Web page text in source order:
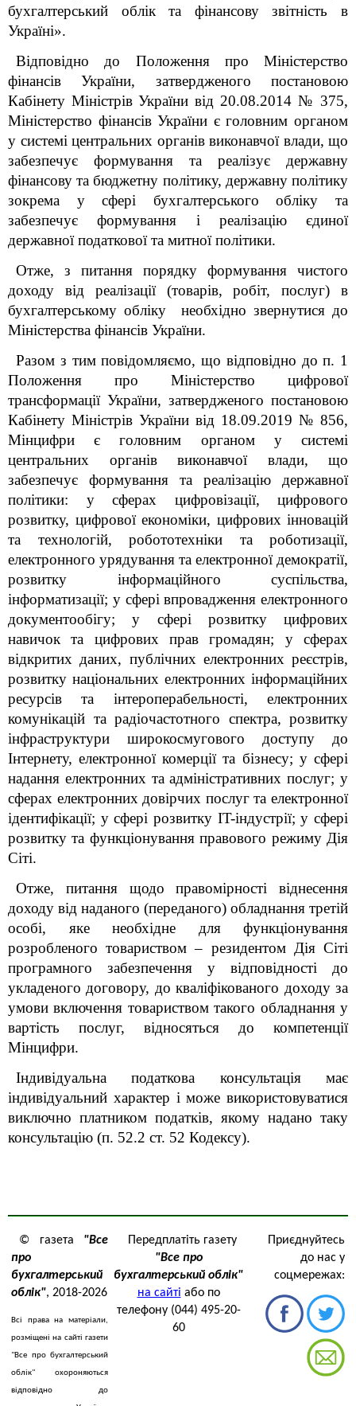
бухгалтерський облік та фінансову звітність в
Україні».
Відповідно до Положення про Міністерство
фінансів України, затвердженого постановою
Кабінету Міністрів України від 20.08.2014 № 375,
Міністерство фінансів України є головним органом
у системі центральних органів виконавчої влади, що
забезпечує формування та реалізує державну
фінансову та бюджетну політику, державну політику
зокрема у сфері бухгалтерського обліку та
забезпечує формування і реалізацію єдиної
державної податкової та митної політики.
Отже, з питання порядку формування чистого
доходу від реалізації (товарів, робіт, послуг) в
бухгалтерському обліку необхідно звернутися до
Міністерства фінансів України.
Разом з тим повідомляємо, що відповідно до п. 1
Положення про Міністерство цифрової
трансформації України, затвердженого постановою
Кабінету Міністрів України від 18.09.2019 № 856,
Мінцифри є головним органом у системі
центральних органів виконавчої влади, що
забезпечує формування та реалізацію державної
політики: у сферах цифровізації, цифрового
розвитку, цифрової економіки, цифрових інновацій
та технологій, робототехніки та роботизації,
електронного урядування та електронної демократії,
розвитку інформаційного суспільства,
інформатизації; у сфері впровадження електронного
документообігу; у сфері розвитку цифрових
навичок та цифрових прав громадян; у сферах
відкритих даних, публічних електронних реєстрів,
розвитку національних електронних інформаційних
ресурсів та інтероперабельності, електронних
комунікацій та радіочастотного спектра, розвитку
інфраструктури широкосмугового доступу до
Інтернету, електронної комерції та бізнесу; у сфері
надання електронних та адміністративних послуг; у
сферах електронних довірчих послуг та електронної
ідентифікації; у сфері розвитку IT-індустрії; у сфері
розвитку та функціонування правового режиму Дія
Сіті.
Отже, питання щодо правомірності віднесення
доходу від наданого (переданого) обладнання третій
особі, яке необхідне для функціонування
розробленого товариством – резидентом Дія Сіті
програмного забезпечення у відповідності до
укладеного договору, до кваліфікованого доходу за
умови включення товариством такого обладнання у
вартість послуг, відносяться до компетенції
Мінцифри.
Індивідуальна податкова консультація має
індивідуальний характер і може використовуватися
виключно платником податків, якому надано таку
консультацію (п. 52.2 ст. 52 Кодексу).
© газета "Все
про
бухгалтерський
облік", 2018-2026
Всі права на матеріали,
розміщені на сайті газети
"Все про бухгалтерський
облік" охороняються
відповідно до
Передплатіть газету
"Все про
бухгалтерський облік"
на сайті або по
телефону (044) 495-20-
60
Приєднуйтесь
до нас у
соцмережах: